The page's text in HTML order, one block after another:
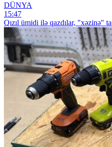
DÜNYA
15:47
Qızıl ümidi ilə qazdılar, "xəzinə"